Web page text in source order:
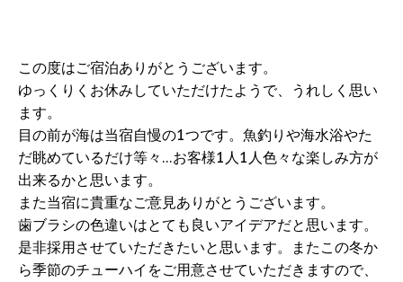
この度はご宿泊ありがとうございます。
ゆっくりくお休みしていただけたようで、うれしく思い
ます。
目の前が海は当宿自慢の1つです。魚釣りや海水浴やた
だ眺めているだけ等々…お客様1人1人色々な楽しみ方が
出来るかと思います。
また当宿に貴重なご意見ありがとうございます。
歯ブラシの色違いはとても良いアイデアだと思います。
是非採用させていただきたいと思います。またこの冬か
ら季節のチューハイをご用意させていただきますので、